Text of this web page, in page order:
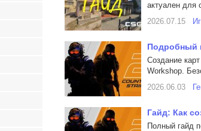
актуален для
2026.07.15
Подробный
Создание
Workshop.
2026.06.03
Гайд: Как
Полный гайд